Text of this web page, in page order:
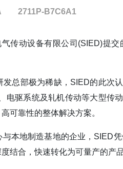
2711P-B7C6A1
传动设备有限公司(SIED)提
总部极为稀缺，SIED的此次
电驱系统及轧机传动等大型传
可靠性的整体解决方案。
本地制造基地的企业，SIED
结合，快速转化为可量产的产